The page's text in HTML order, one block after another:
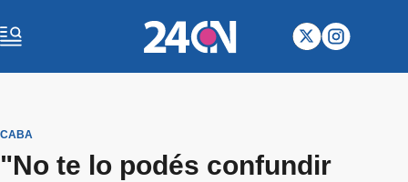
CABA
"No te lo podés confundir